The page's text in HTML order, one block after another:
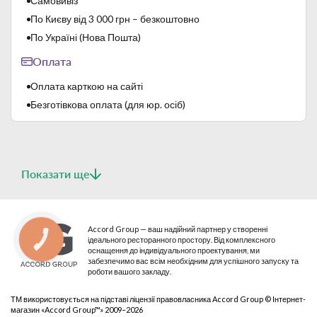
По Києву від 3 000 грн – безкоштовно
По Україні (Нова Пошта)
Оплата
Оплата карткою на сайті
Безготівкова оплата (для юр. осіб)
Показати ще
Accord Group — ваш надійний партнер у створенні
ідеального ресторанного простору. Від комплексного
оснащення до індивідуального проектування, ми
забезпечимо вас всім необхідним для успішного запуску та
роботи вашого закладу.
ТМ використовується на підставі ліцензії правовласника Accord Group © Інтернет-
магазин «Accord Group™» 2009–2026
КНОПКА
СВЯЗИ